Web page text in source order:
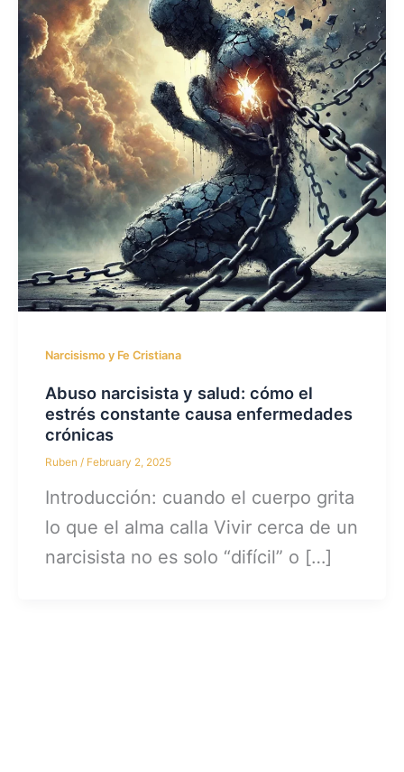
Narcisismo y Fe Cristiana
Abuso narcisista y salud: cómo el
estrés constante causa enfermedades
crónicas
Ruben/ February 2, 2025
Introducción: cuando el cuerpo grita
lo que el alma calla Vivir cerca de un
narcisista no es solo “difícil” o […]